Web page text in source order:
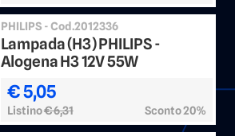
PHILIPS - Cod.2012336
Lampada (H3) PHILIPS -
Alogena H3 12V 55W
€ 5,05
Listino€ 6,31 Sconto 20%